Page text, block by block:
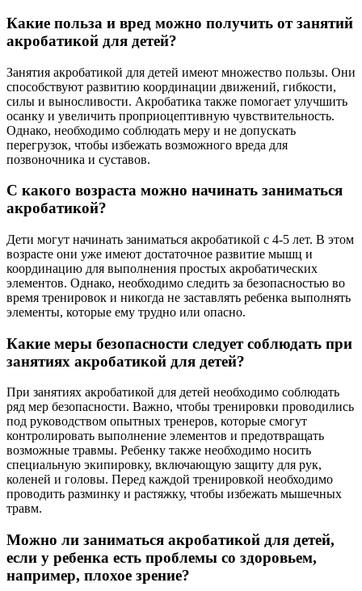
Какие польза и вред можно получить от занятий
акробатикой для детей?
Занятия акробатикой для детей имеют множество пользы. Они
способствуют развитию координации движений, гибкости,
силы и выносливости. Акробатика также помогает улучшить
осанку и увеличить проприоцептивную чувствительность.
Однако, необходимо соблюдать меру и не допускать
перегрузок, чтобы избежать возможного вреда для
позвоночника и суставов.
С какого возраста можно начинать заниматься
акробатикой?
Дети могут начинать заниматься акробатикой с 4-5 лет. В этом
возрасте они уже имеют достаточное развитие мышц и
координацию для выполнения простых акробатических
элементов. Однако, необходимо следить за безопасностью во
время тренировок и никогда не заставлять ребенка выполнять
элементы, которые ему трудно или опасно.
Какие меры безопасности следует соблюдать при
занятиях акробатикой для детей?
При занятиях акробатикой для детей необходимо соблюдать
ряд мер безопасности. Важно, чтобы тренировки проводились
под руководством опытных тренеров, которые смогут
контролировать выполнение элементов и предотвращать
возможные травмы. Ребенку также необходимо носить
специальную экипировку, включающую защиту для рук,
коленей и головы. Перед каждой тренировкой необходимо
проводить разминку и растяжку, чтобы избежать мышечных
травм.
Можно ли заниматься акробатикой для детей,
если у ребенка есть проблемы со здоровьем,
например, плохое зрение?